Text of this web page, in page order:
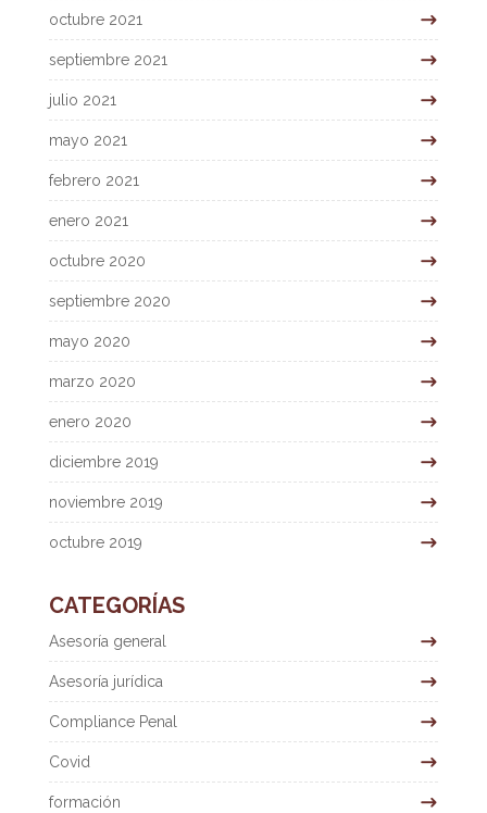
octubre 2021
septiembre 2021
julio 2021
mayo 2021
febrero 2021
enero 2021
octubre 2020
septiembre 2020
mayo 2020
marzo 2020
enero 2020
diciembre 2019
noviembre 2019
octubre 2019
CATEGORÍAS
Asesoría general
Asesoría jurídica
Compliance Penal
Covid
formación